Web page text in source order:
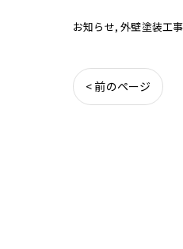
お知らせ 外壁塗装工
< 前のページ